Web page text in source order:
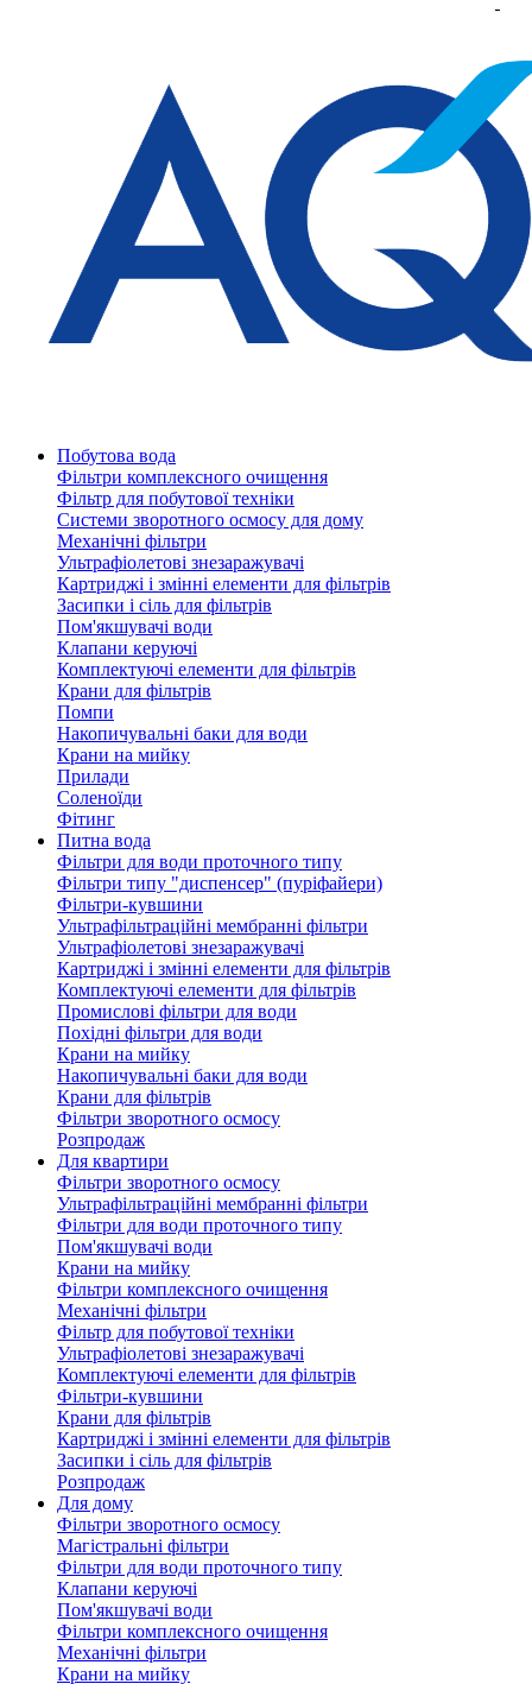
Побутова вода
Фільтри комплексного очищення
Фільтр для побутової техніки
Системи зворотного осмосу для дому
Механічні фільтри
Ультрафіолетові знезаражувачі
Картриджі і змінні елементи для фільтрів
Засипки і сіль для фільтрів
Пом'якшувачі води
Клапани керуючі
Комплектуючі елементи для фільтрів
Крани для фільтрів
Помпи
Накопичувальні баки для води
Крани на мийку
Прилади
Соленоїди
Фітинг
Питна вода
Фільтри для води проточного типу
Фільтри типу "диспенсер" (пуріфайери)
Фільтри-кувшини
Ультрафільтраційні мембранні фільтри
Ультрафіолетові знезаражувачі
Картриджі і змінні елементи для фільтрів
Комплектуючі елементи для фільтрів
Промислові фільтри для води
Похідні фільтри для води
Крани на мийку
Накопичувальні баки для води
Крани для фільтрів
Фільтри зворотного осмосу
Розпродаж
Для квартири
Фільтри зворотного осмосу
Ультрафільтраційні мембранні фільтри
Фільтри для води проточного типу
Пом'якшувачі води
Крани на мийку
Фільтри комплексного очищення
Механічні фільтри
Фільтр для побутової техніки
Ультрафіолетові знезаражувачі
Комплектуючі елементи для фільтрів
Фільтри-кувшини
Крани для фільтрів
Картриджі і змінні елементи для фільтрів
Засипки і сіль для фільтрів
Розпродаж
Для дому
Фільтри зворотного осмосу
Магістральні фільтри
Фільтри для води проточного типу
Клапани керуючі
Пом'якшувачі води
Фільтри комплексного очищення
Механічні фільтри
Крани на мийку